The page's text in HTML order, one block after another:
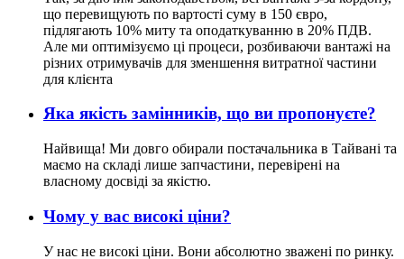
що перевищують по вартості суму в 150 євро,
підлягають 10% миту та оподаткуванню в 20% ПДВ.
Але ми оптимізуємо ці процеси, розбиваючи вантажі на
різних отримувачів для зменшення витратної частини
для клієнта
Яка якість замінників, що ви пропонуєте?
Найвища! Ми довго обирали постачальника в Тайвані та
маємо на складі лише запчастини, перевірені на
власному досвіді за якістю.
Чому у вас високі ціни?
У нас не високі ціни. Вони абсолютно зважені по ринку.